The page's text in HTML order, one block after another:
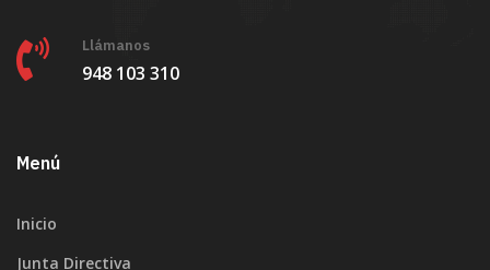
Llámanos
948 103 310
Menú
Inicio
Junta Directiva